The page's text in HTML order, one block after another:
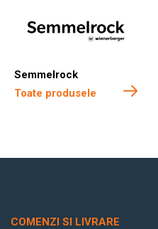
Semmelrock
Toate produsele
COMENZI SI LIVRARE